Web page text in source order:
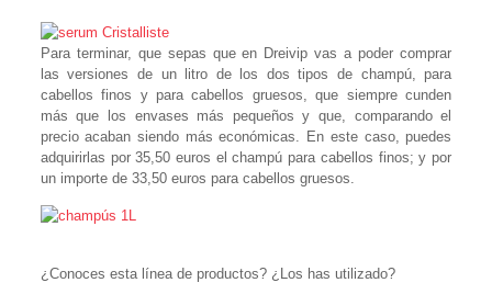
Para terminar, que sepas que en Dreivip vas a poder comprar
las versiones de un litro de los dos tipos de champú, para
cabellos finos y para cabellos gruesos, que siempre cunden
más que los envases más pequeños y que, comparando el
precio acaban siendo más económicas. En este caso, puedes
adquirirlas por 35,50 euros el champú para cabellos finos; y por
un importe de 33,50 euros para cabellos gruesos.
¿Conoces esta línea de productos? ¿Los has utilizado?